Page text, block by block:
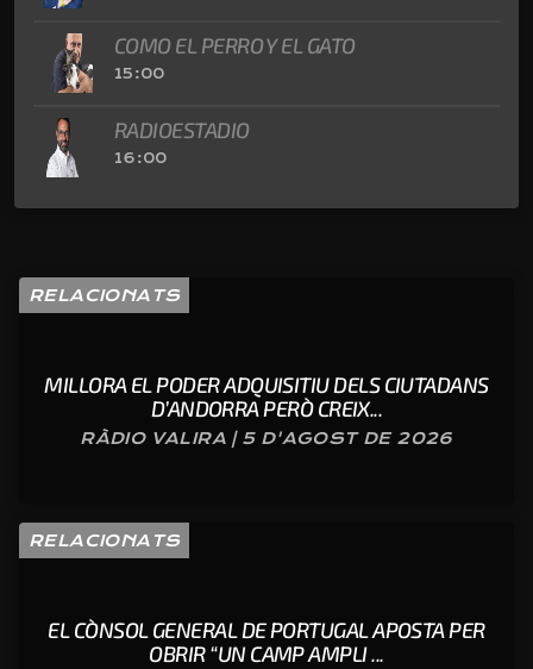
COMO EL PERRO Y EL GATO
15:00
RADIOESTADIO
16:00
RELACIONATS
MILLORA EL PODER ADQUISITIU DELS CIUTADANS
D’ANDORRA PERÒ CREIX...
RÀDIO VALIRA | 5 D'AGOST DE 2026
RELACIONATS
EL CÒNSOL GENERAL DE PORTUGAL APOSTA PER
OBRIR “UN CAMP AMPLI ...